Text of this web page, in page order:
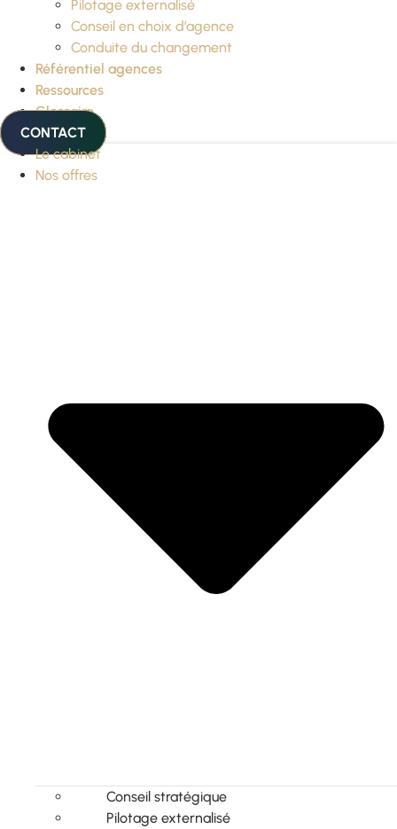
Pilotage externalisé
Conseil en choix d’agence
Conduite du changement
Référentiel agences
Ressources
Glossaire
CONTACT
Le cabinet
Nos offres
Conseil stratégique
Pilotage externalisé